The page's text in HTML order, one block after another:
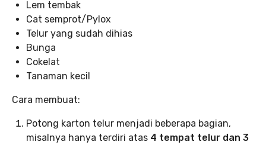
Lem tembak
Cat semprot/Pylox
Telur yang sudah dihias
Bunga
Cokelat
Tanaman kecil
Cara membuat:
Potong karton telur menjadi beberapa bagian,
misalnya hanya terdiri atas 4 tempat telur dan 3